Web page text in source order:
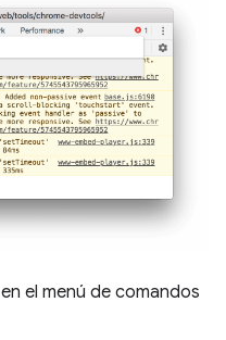
en el menú de comandos